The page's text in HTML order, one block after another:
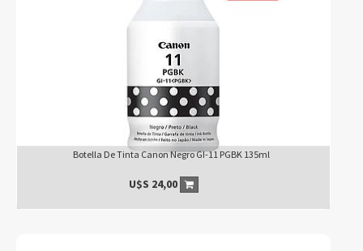
Botella De Tinta Canon Negro GI-11 PGBK 135ml
U$S 24,00